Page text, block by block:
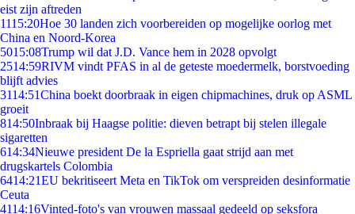
eist zijn aftreden
1115:20Hoe 30 landen zich voorbereiden op mogelijke oorlog met
China en Noord-Korea
5015:08Trump wil dat J.D. Vance hem in 2028 opvolgt
2514:59RIVM vindt PFAS in al de geteste moedermelk, borstvoeding
blijft advies
3114:51China boekt doorbraak in eigen chipmachines, druk op ASML
groeit
814:50Inbraak bij Haagse politie: dieven betrapt bij stelen illegale
sigaretten
614:34Nieuwe president De la Espriella gaat strijd aan met
drugskartels Colombia
6414:21EU bekritiseert Meta en TikTok om verspreiden desinformatie
Ceuta
4114:16Vinted-foto's van vrouwen massaal gedeeld op seksfora